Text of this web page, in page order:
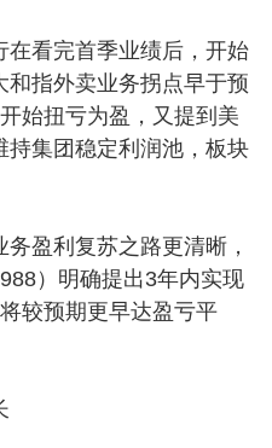
看完首季业绩后，开始
和指外卖业务拐点早于预
始扭亏为盈，又提到美
持集团稳定利润池，板块
盈利复苏之路更清晰，
）明确提出3年内实现
较预期更早达盈亏平